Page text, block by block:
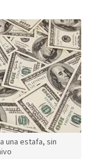
una estafa, sin